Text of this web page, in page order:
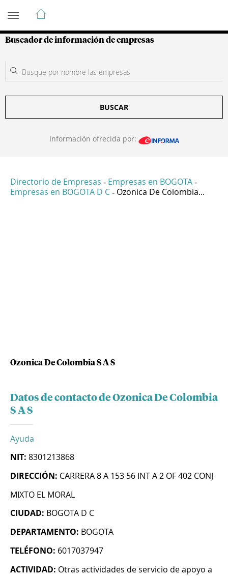
Guía de Empresas Colombianas
Buscador de información de empresas
BUSCAR
Información ofrecida por:
Directorio de Empresas - Empresas en BOGOTA -
Empresas en BOGOTA D C - Ozonica De Colombia...
Ozonica De Colombia S A S
Datos de contacto de Ozonica De Colombia
S A S
Ayuda
NIT: 8301213868
DIRECCIÓN: CARRERA 8 A 153 56 INT A 2 OF 402 CONJ
MIXTO EL MORAL
CIUDAD: BOGOTA D C
DEPARTAMENTO: BOGOTA
TELÉFONO: 6017037947
ACTIVIDAD: Otras actividades de servicio de apoyo a